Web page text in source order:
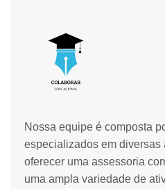
Nossa equipe é composta
especializados em diversas
oferecer uma assessoria
uma ampla variedade de